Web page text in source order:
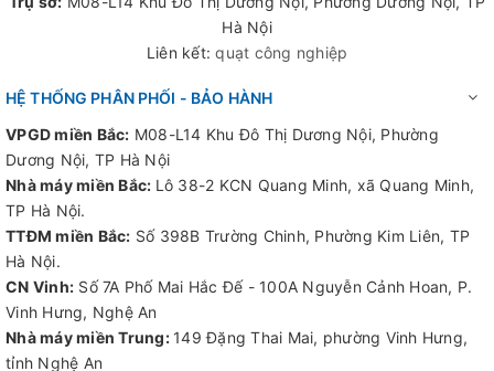
Hà Nội
Liên kết:quạt công nghiệp
HỆ THỐNG PHÂN PHỐI - BẢO HÀNH
VPGD miền Bắc: M08-L14 Khu Đô Thị Dương Nội, Phường
Dương Nội, TP Hà Nội
Nhà máy miền Bắc: Lô 38-2 KCN Quang Minh, xã Quang Minh,
TP Hà Nội.
TTĐM miền Bắc: Số 398B Trường Chinh, Phường Kim Liên, TP
Hà Nội.
CN Vinh: Số 7A Phố Mai Hắc Đế - 100A Nguyễn Cảnh Hoan, P.
Vinh Hưng, Nghệ An
Nhà máy miền Trung: 149 Đặng Thai Mai, phường Vinh Hưng,
tỉnh Nghệ An